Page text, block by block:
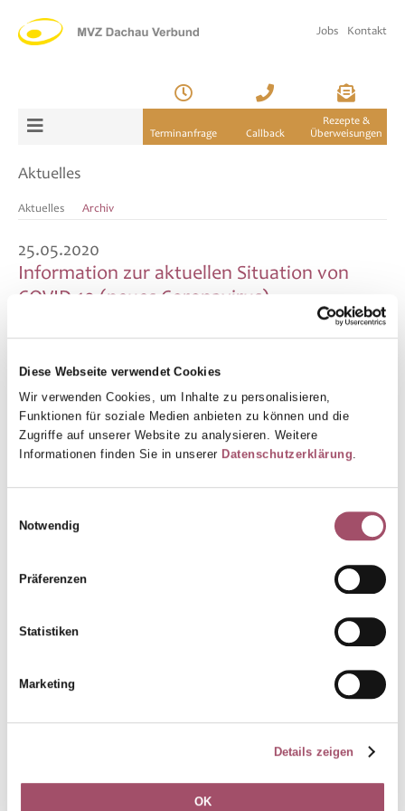
Diese Webseite verwendet Cookies
Wir verwenden Cookies, um Inhalte zu personalisieren,
Funktionen für soziale Medien anbieten zu können und die
Zugriffe auf unserer Website zu analysieren. Weitere
Informationen finden Sie in unserer Datenschutzerklärung.
Notwendig
Präferenzen
Statistiken
Marketing
Details zeigen
OK
Jobs Kontakt
Terminanfrage Callback
Rezepte &
Überweisungen
Aktuelles
Aktuelles Archiv
25.05.2020
Information zur aktuellen Situation von
COVID-19 (neues Coronavirus)
Liebe Patienten,
anbei finden Sie aktuelle Informationen zur Situation von COVID-19.
Ihr MVZ Dachau
Zurück
Kontakt
Fr:08:00 - 14:00 Uhr